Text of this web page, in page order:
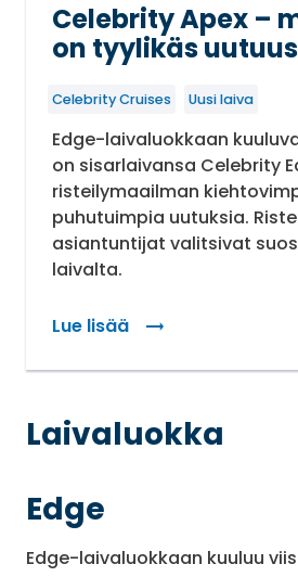
Celebrity Apex –
on tyylikäs
Celebrity Cruises Uusi laiva
Edge-laivaluokkaan
on sisarlaivansa Celebrity
risteilymaailman
puhutuimpia uutuksia.
asiantuntijat valitsivat
laivalta.
Lue lisää
: Celebrity Apex –
Laivaluokka
Edge
Edge-laivaluokkaan kuuluu